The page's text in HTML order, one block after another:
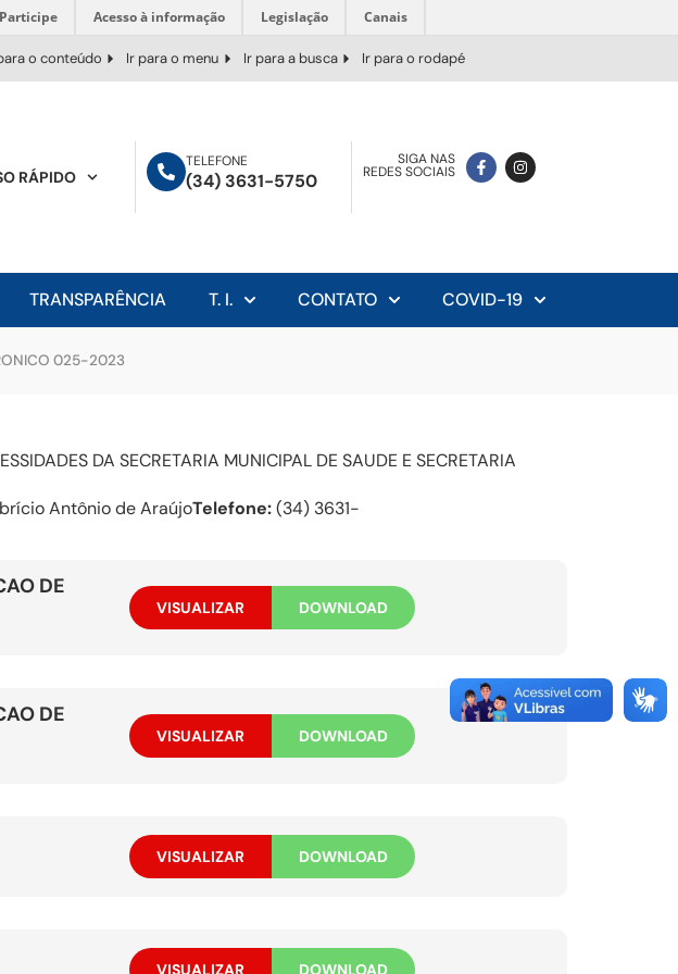
Participe Acesso à informação Legislação Canais
o conteúdo Ir para o menu Ir para a busca Ir para o rodapé
RÁPIDO
TELEFONE
(34) 3631-5750
SIGA NAS
REDES SOCIAIS
TRANSPARÊNCIA T. I. CONTATO COVID-19
025-2023
DA SECRETARIA MUNICIPAL DE SAUDE E SECRETARIA
Antônio de AraújoTelefone:(34) 3631-
DE
VISUALIZAR DOWNLOAD
DE
VISUALIZAR DOWNLOAD
VISUALIZAR DOWNLOAD
VISUALIZAR DOWNLOAD